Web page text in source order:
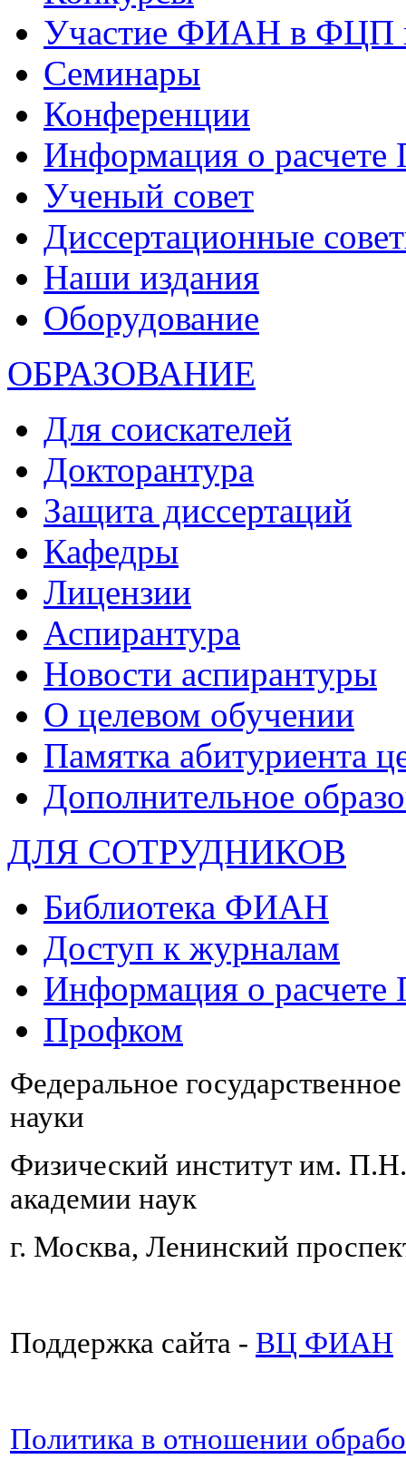
Участие ФИАН в ФЦП
Семинары
Конференции
Информация о
Ученый совет
Диссертационные
Наши издания
Оборудование
ОБРАЗОВАНИЕ
Для соискателей
Докторантура
Защита диссертаций
Кафедры
Лицензии
Аспирантура
Новости аспирантуры
О целевом обучении
Памятка абитуриента
Дополнительное
ДЛЯ СОТРУДНИКОВ
Библиотека ФИАН
Доступ к журналам
Информация о
Профком
Федеральное
науки
Физический институт им.
академии наук
г. Москва, Ленинский
Поддержка сайта - ВЦ ФИАН
Политика в отношении